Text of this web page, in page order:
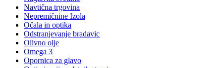
Navtična trgovina
Nepremičnine Izola
Očala in optika
Odstranjevanje bradavic
Olivno olje
Omega 3
Opornica za glavo